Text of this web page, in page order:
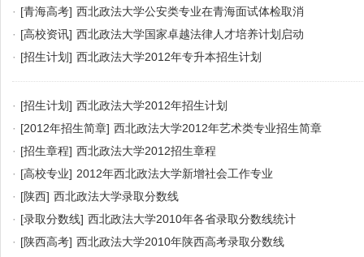
· [青海高考] 西北政法大学公安类专业在青海面试体检取消
· [高校资讯] 西北政法大学国家卓越法律人才培养计划启动
· [招生计划] 西北政法大学2012年专升本招生计划
· [招生计划] 西北政法大学2012年招生计划
· [2012年招生简章] 西北政法大学2012年艺术类专业招生简章
· [招生章程] 西北政法大学2012招生章程
· [高校专业] 2012年西北政法大学新增社会工作专业
· [陕西] 西北政法大学录取分数线
· [录取分数线] 西北政法大学2010年各省录取分数线统计
· [陕西高考] 西北政法大学2010年陕西高考录取分数线